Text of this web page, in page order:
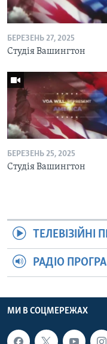
БЕРЕЗЕНЬ 27, 2025
Студія Вашингтон
БЕРЕЗЕНЬ 25, 2025
Студія Вашингтон
ТЕЛЕВІЗІЙНІ
РАДІО
МИ В СОЦМЕРЕЖАХ